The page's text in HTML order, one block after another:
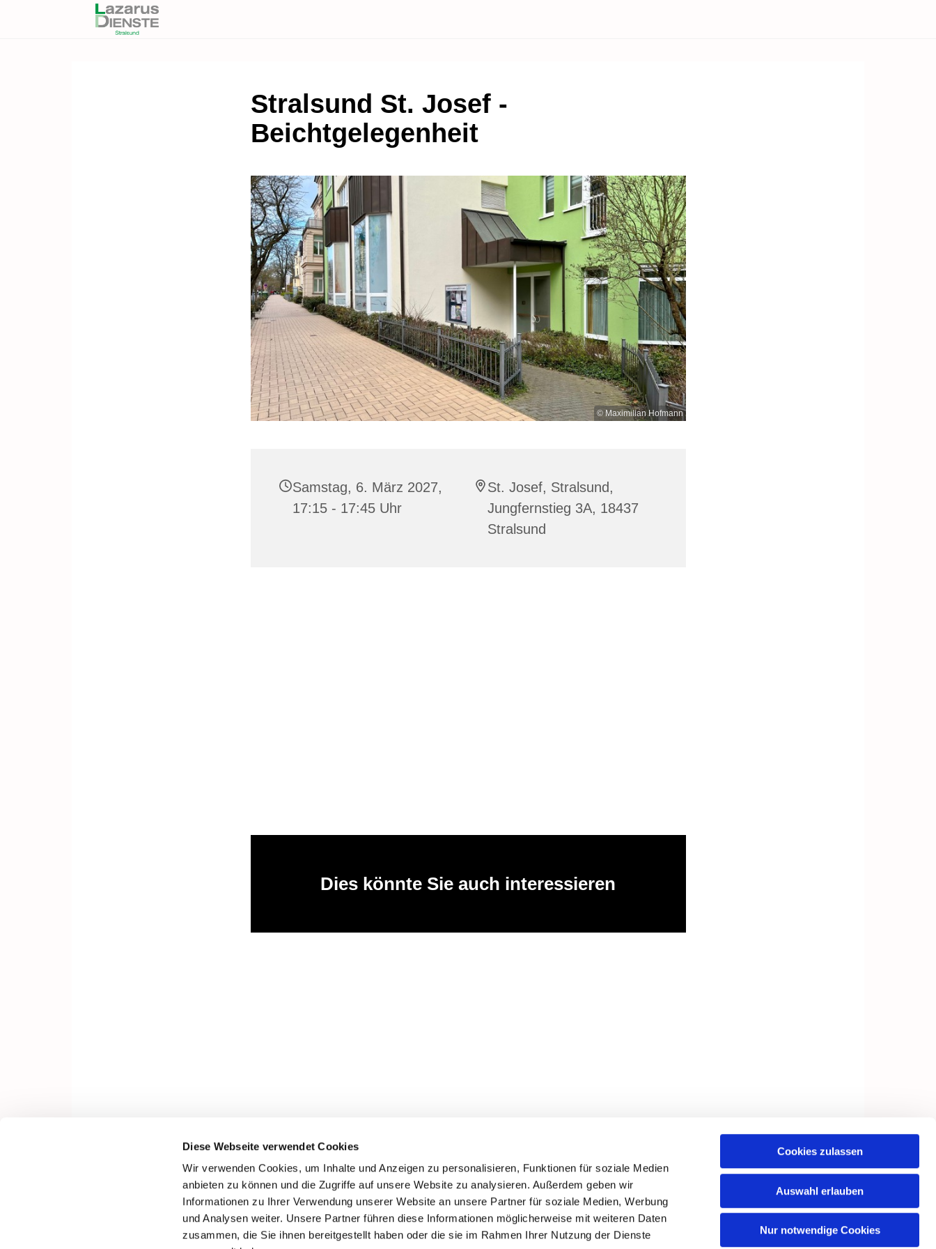
Diese Webseite verwendet Cookies
Wir verwenden Cookies, um Inhalte und Anzeigen zu personalisieren, Funktionen für soziale Medien
anbieten zu können und die Zugriffe auf unsere Website zu analysieren. Außerdem geben wir
Informationen zu Ihrer Verwendung unserer Website an unsere Partner für soziale Medien, Werbung
und Analysen weiter. Unsere Partner führen diese Informationen möglicherweise mit weiteren Daten
zusammen, die Sie ihnen bereitgestellt haben oder die sie im Rahmen Ihrer Nutzung der Dienste
Cookies zulassen
Auswahl erlauben
Nur notwendige Cookies
Stralsund St. Josef -
Beichtgelegenheit
© Maximilian Hofmann
Samstag, 6. März 2027,
17:15 - 17:45 Uhr
St. Josef, Stralsund,
Jungfernstieg 3A, 18437
Stralsund
Dies könnte Sie auch interessieren